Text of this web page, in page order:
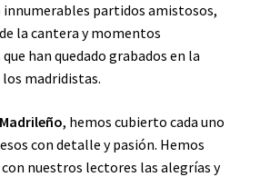
innumerables partidos amistosos,
la cantera y momentos
han quedado grabados en la
madridistas.
, hemos cubierto cada uno
con detalle y pasión. Hemos
nuestros lectores las alegrías y